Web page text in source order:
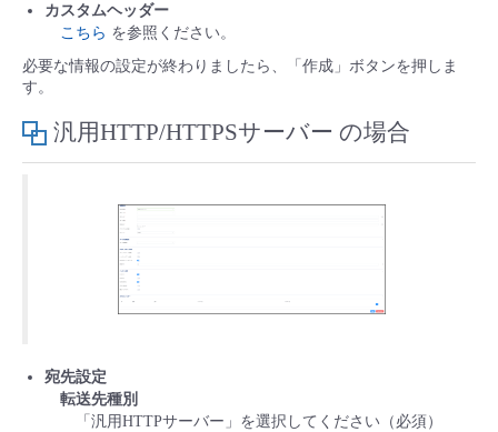
カスタムヘッダー
こちら を参照ください。
必要な情報の設定が終わりましたら、「作成」ボタンを押しま
す。
汎用HTTP/HTTPSサーバー の場合
宛先設定
転送先種別
「汎用HTTPサーバー」を選択してください（必須）